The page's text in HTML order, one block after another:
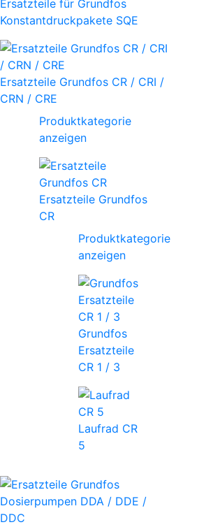
Ersatzteile für Grundfos
Konstantdruckpakete SQE
Ersatzteile Grundfos CR / CRI /
CRN / CRE
Produktkategorie
anzeigen
Ersatzteile Grundfos
CR
Produktkategorie
anzeigen
Grundfos
Ersatzteile
CR 1 / 3
Laufrad CR
5